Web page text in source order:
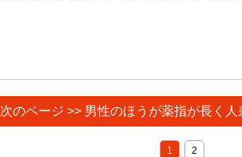
次のページ >> 男性のほうが薬指が長く
1 2